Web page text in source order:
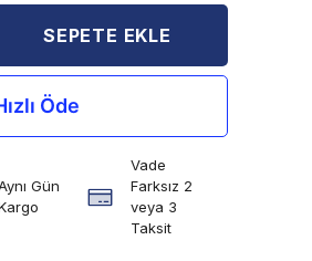
SEPETE EKLE
Gün
Vade
Farksız 2
veya 3
Taksit